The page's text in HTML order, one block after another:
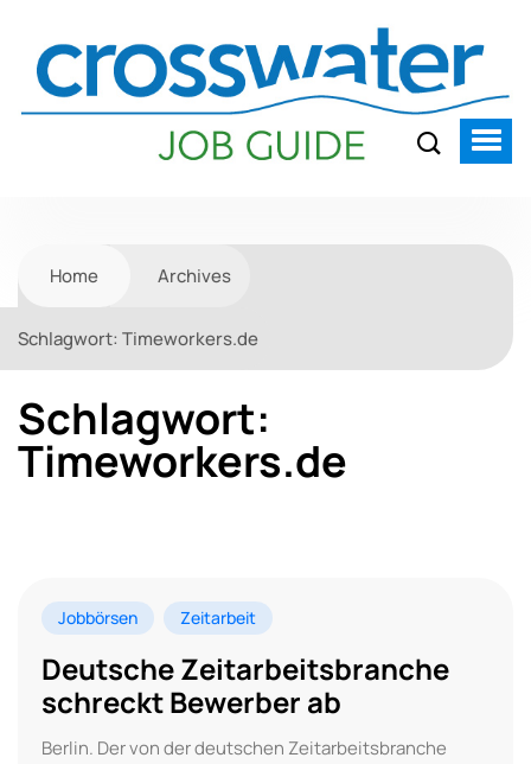
Home Archives
Schlagwort: Timeworkers.de
Schlagwort:
Timeworkers.de
Jobbörsen Zeitarbeit
Deutsche Zeitarbeitsbranche
schreckt Bewerber ab
Berlin. Der von der deutschen Zeitarbeitsbranche